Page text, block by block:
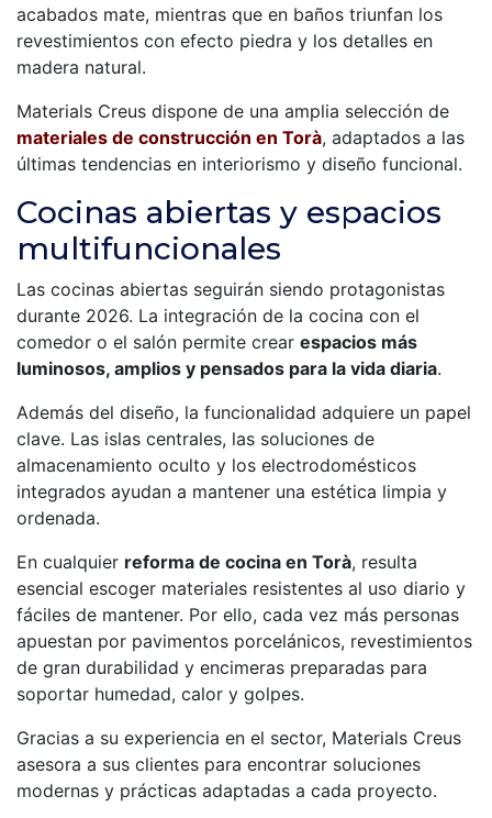
acabados mate, mientras que en baños triunfan los
revestimientos con efecto piedra y los detalles en
madera natural.
Materials Creus dispone de una amplia selección de
materiales de construcción en Torà, adaptados a las
últimas tendencias en interiorismo y diseño funcional.
Cocinas abiertas y espacios
multifuncionales
Las cocinas abiertas seguirán siendo protagonistas
durante 2026. La integración de la cocina con el
comedor o el salón permite crear espacios más
luminosos, amplios y pensados para la vida diaria.
Además del diseño, la funcionalidad adquiere un papel
clave. Las islas centrales, las soluciones de
almacenamiento oculto y los electrodomésticos
integrados ayudan a mantener una estética limpia y
ordenada.
En cualquier reforma de cocina en Torà, resulta
esencial escoger materiales resistentes al uso diario y
fáciles de mantener. Por ello, cada vez más personas
apuestan por pavimentos porcelánicos, revestimientos
de gran durabilidad y encimeras preparadas para
soportar humedad, calor y golpes.
Gracias a su experiencia en el sector, Materials Creus
asesora a sus clientes para encontrar soluciones
modernas y prácticas adaptadas a cada proyecto.